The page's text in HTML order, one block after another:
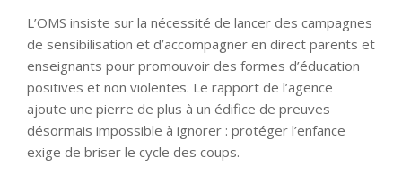
L’OMS insiste sur la nécessité de lancer des campagnes
de sensibilisation et d’accompagner en direct parents et
enseignants pour promouvoir des formes d’éducation
positives et non violentes. Le rapport de l’agence
ajoute une pierre de plus à un édifice de preuves
désormais impossible à ignorer : protéger l’enfance
exige de briser le cycle des coups.